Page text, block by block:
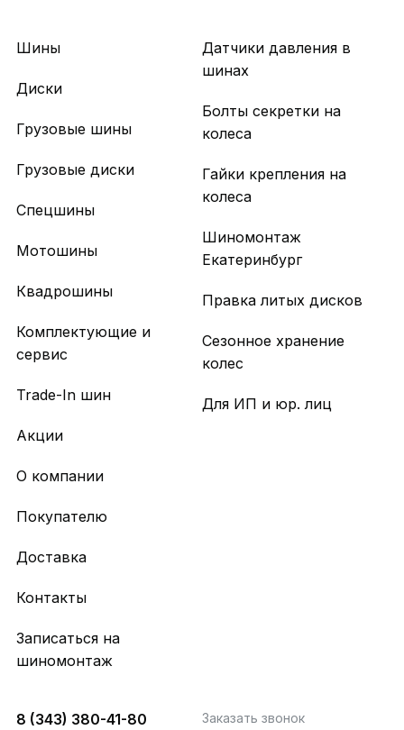
Шины
Диски
Грузовые шины
Грузовые диски
Спецшины
Мотошины
Квадрошины
Комплектующие и
сервис
Trade-In шин
Акции
Датчики давления в
шинах
Болты секретки на
колеса
Гайки крепления на
колеса
Шиномонтаж
Екатеринбург
Правка литых дисков
Сезонное хранение
колес
Для ИП и юр. лиц
О компании
Покупателю
Доставка
Контакты
Записаться на
шиномонтаж
8 (343) 380-41-80 Заказать звонок